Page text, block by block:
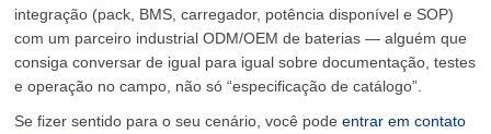
integração (pack, BMS, carregador, potência disponível e SOP)
com um parceiro industrial ODM/OEM de baterias — alguém que
consiga conversar de igual para igual sobre documentação, testes
e operação no campo, não só “especificação de catálogo”.
Se fizer sentido para o seu cenário, você podeentrar em contato